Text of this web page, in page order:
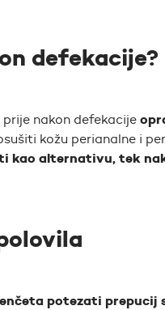
defekacije?
nakon defekacije
kožu perianalne i
kao alternativu, tek
potezati prepucij